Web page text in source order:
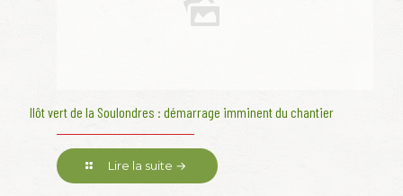
Ilôt vert de la Soulondres : démarrage imminent du chantier
Lire la suite →